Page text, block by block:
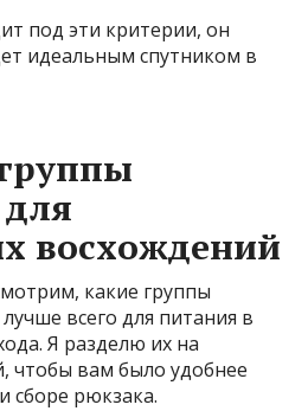
под эти критерии, он
идеальным спутником в
восхождений
какие группы
всего для питания в
Я разделю их на
чтобы вам было удобнее
сборе рюкзака.